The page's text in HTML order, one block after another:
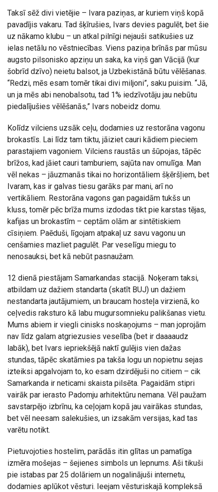
Taksī sēž divi vietējie – Ivara paziņas, ar kuriem viņš kopā
pavadījis vakaru. Tad šķīrušies, Ivars devies pagulēt, bet šie
uz nākamo klubu – un atkal pilnīgi nejauši satikušies uz
ielas netālu no vēstniecības. Viens paziņa brīnās par mūsu
augsto pilsonisko apziņu un saka, ka viņš gan Vācijā (kur
šobrīd dzīvo) neietu balsot, ja Uzbekistānā būtu vēlēšanas.
“Redzi, mēs esam tomēr tikai divi miljoni”, saku puisim. “Jā,
un ja mēs abi nenobalsotu, tad 1% iedzīvotāju jau nebūtu
piedalījušies vēlēšanās,” Ivars nobeidz domu.
Kolīdz vilciens uzsāk ceļu, dodamies uz restorāna vagonu
brokastīs. Lai līdz tam tiktu, jāiziet cauri kādiem pieciem
parastajiem vagoniem. Vilciens raustās un šūpojas, tāpēc
brīžos, kad jāiet cauri tamburiem, sajūta nav omulīga. Man
vēl nekas – jāuzmanās tikai no horizontāliem šķēršļiem, bet
Ivaram, kas ir galvas tiesu garāks par mani, arī no
vertikāliem. Restorāna vagons gan pagaidām tukšs un
kluss, tomēr pēc brīža mums izdodas tikt pie karstas tējas,
kafijas un brokastīm – ceptām olām ar sintētiskiem
cīsiņiem. Paēduši, līgojam atpakaļ uz savu vagonu un
cenšamies mazliet pagulēt. Par veselīgu miegu to
nenosauksi, bet kā nebūt pasnaužam.
12 dienā piestājam Samarkandas stacijā. Noķeram taksi,
atbildam uz dažiem standarta (skatīt BUJ) un dažiem
nestandarta jautājumiem, un braucam hosteļa virzienā, ko
ceļvedis raksturo kā labu mugursomnieku palikšanas vietu.
Mums abiem ir viegli cinisks noskaņojums – man joprojām
nav līdz galam atgriezusies veselība (bet ir daaaaudz
labāk), bet Ivars iepriekšējā naktī gulējis vien dažas
stundas, tāpēc skatāmies pa takša logu un nopietnu sejas
izteiksi apgalvojam to, ko esam dzirdējuši no citiem – cik
Samarkanda ir neticami skaista pilsēta. Pagaidām stipri
vairāk par ierasto Padomju arhitektūru nemana. Vēl paužam
savstarpējo izbrīnu, ka ceļojam kopā jau vairākas stundas,
bet vēl neesam salekušies, un izsakām versijas, kad tas
varētu notikt.
Pietuvojoties hostelim, parādās itin glītas un pamatīga
izmēra mošejas – šejienes simbols un lepnums. Aši tikuši
pie istabas par 25 dolāriem un nogalinājuši internetu,
dodamies aplūkot vēsturi. Ieejam vēsturiskajā kompleksā